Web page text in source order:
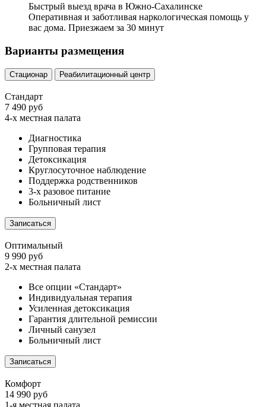
Быстрый выезд врача в Южно-Сахалинске
Оперативная и заботливая наркологическая помощь у
вас дома. Приезжаем за 30 минут
Варианты размещения
Стационар Реабилитационный центр
Стандарт
7 490 руб
4-х местная палата
Диагностика
Групповая терапия
Детоксикация
Круглосуточное наблюдение
Поддержка родственников
3-х разовое питание
Больничный лист
Записаться
Оптимальный
9 990 руб
2-х местная палата
Все опции «Стандарт»
Индивидуальная терапия
Усиленная детоксикация
Гарантия длительной ремиссии
Личный санузел
Больничный лист
Записаться
Комфорт
14 990 руб